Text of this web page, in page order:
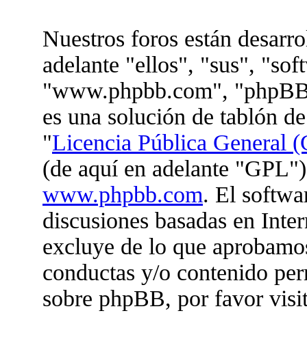
Nuestros foros están
adelante "ellos", "sus",
"www.phpbb.com",
es una solución de tablón
"Licencia Pública General
(de aquí en adelante
www.phpbb.com. El
discusiones basadas en
excluye de lo que
conductas y/o contenido
sobre phpBB, por favor